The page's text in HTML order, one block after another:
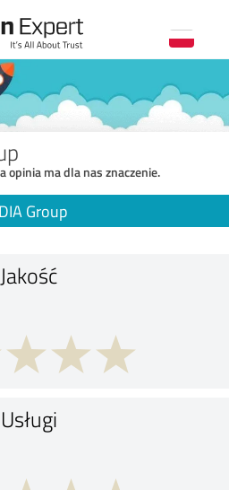
opinia ma dla nas znaczenie.
Group
Jakość
Usługi